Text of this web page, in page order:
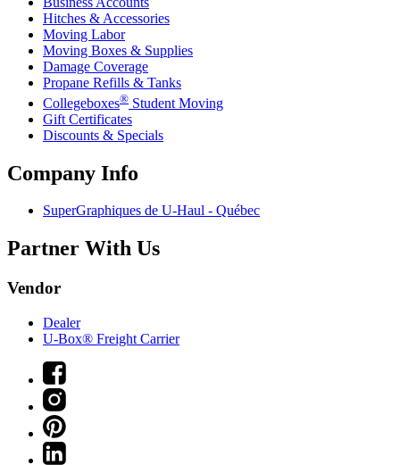
Hitches & Accessories
Moving Labor
Moving Boxes & Supplies
Damage Coverage
Propane Refills & Tanks
Collegeboxes® Student Moving
Gift Certificates
Discounts & Specials
Company Info
SuperGraphiques de U-Haul - Québec
Partner With Us
Vendor
Dealer
U-Box® Freight Carrier